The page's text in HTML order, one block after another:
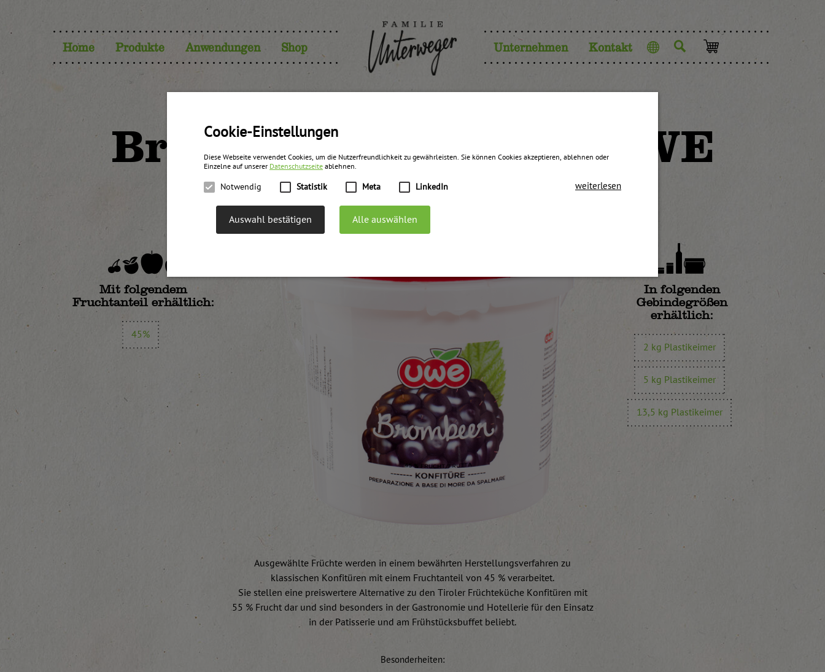
Cookie-Einstellungen
Diese Webseite verwendet Cookies, um die Nutzerfreundlichkeit zu gewährleisten. Sie können Cookies akzeptieren, ablehnen oder
Einzelne auf unserer Datenschutzseite ablehnen.
Notwendig Statistik Meta LinkedIn weiterlesen
Auswahl bestätigen Alle auswählen
Home Produkte Anwendungen Shop Unternehmen Kontakt Sprache
Brombeer Konfitüre UWE
zurück zur Übersicht
Mit folgendem
Fruchtanteil erhältlich:
45%
In folgenden
Gebindegrößen
erhältlich:
2 kg Plastikeimer
5 kg Plastikeimer
13,5 kg Plastikeimer
Ausgewählte Früchte werden in einem bewährten Herstellungsverfahren zu
klassischen Konfitüren mit einem Fruchtanteil von 45 % verarbeitet.
Sie stellen eine preiswertere Alternative zu den Tiroler Früchteküche Konfitüren mit
55 % Frucht dar und sind besonders in der Gastronomie und Hotellerie für den Einsatz
in der Patisserie und am Frühstücksbuffet beliebt.
Besonderheiten: